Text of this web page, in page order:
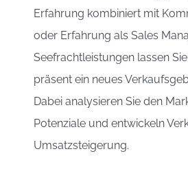
Erfahrung kombiniert mit
oder Erfahrung als Sales
Seefrachtleistungen lassen
präsent ein neues
Dabei analysieren Sie den
Potenziale und entwickeln
Umsatzsteigerung.